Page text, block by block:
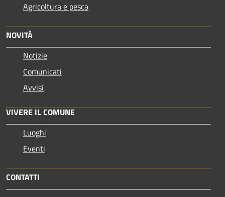
Agricoltura e pesca
NOVITÀ
Notizie
Comunicati
Avvisi
VIVERE IL COMUNE
Luoghi
Eventi
CONTATTI